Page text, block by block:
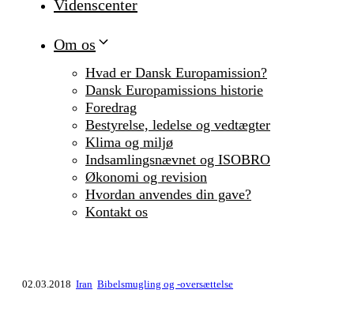
Videnscenter
Om os
Hvad er Dansk Europamission?
Dansk Europamissions historie
Foredrag
Bestyrelse, ledelse og vedtægter
Klima og miljø
Indsamlingsnævnet og ISOBRO
Økonomi og revision
Hvordan anvendes din gave?
Kontakt os
02.03.2018 Iran Bibelsmugling og -oversættelse